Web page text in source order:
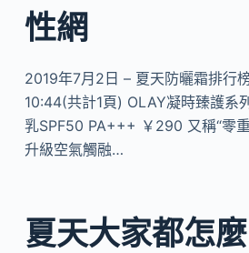
性網
2019年7月2日 – 夏天防曬霜排行
10:44(共計1頁) OLAY凝時臻護系
乳SPF50 PA+++ ￥290 又稱“零
升級空氣觸融…
夏天大家都怎